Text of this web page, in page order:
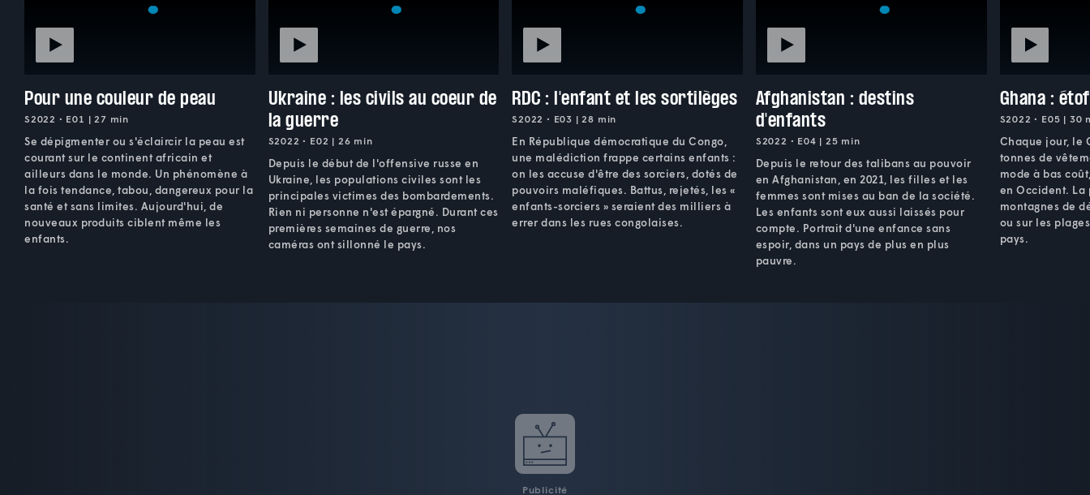
Pour une couleur de peau
S2022 • E01 | 27 min
Se dépigmenter ou s'éclaircir la peau est
courant sur le continent africain et
ailleurs dans le monde. Un phénomène à
la fois tendance, tabou, dangereux pour la
santé et sans limites. Aujourd'hui, de
nouveaux produits ciblent même les
enfants.
Ukraine : les civils au coeur de
la guerre
S2022 • E02 | 26 min
Depuis le début de l'offensive russe en
Ukraine, les populations civiles sont les
principales victimes des bombardements.
Rien ni personne n'est épargné. Durant ces
premières semaines de guerre, nos
caméras ont sillonné le pays.
RDC : l'enfant et les sortilèges
S2022 • E03 | 28 min
En République démocratique du Congo,
une malédiction frappe certains enfants :
on les accuse d'être des sorciers, dotés de
pouvoirs maléfiques. Battus, rejetés, les «
enfants-sorciers » seraient des milliers à
errer dans les rues congolaises.
Afghanistan : destins
d'enfants
S2022 • E04 | 25 min
Depuis le retour des talibans au pouvoir
en Afghanistan, en 2021, les filles et les
femmes sont mises au ban de la société.
Les enfants sont eux aussi laissés pour
compte. Portrait d'une enfance sans
espoir, dans un pays de plus en plus
pauvre.
Ghana :
S2022 • E05 | 30
Chaque jour, le
tonnes de
mode à bas
en Occident. La
montagnes de
ou sur les
pays.
Publicité